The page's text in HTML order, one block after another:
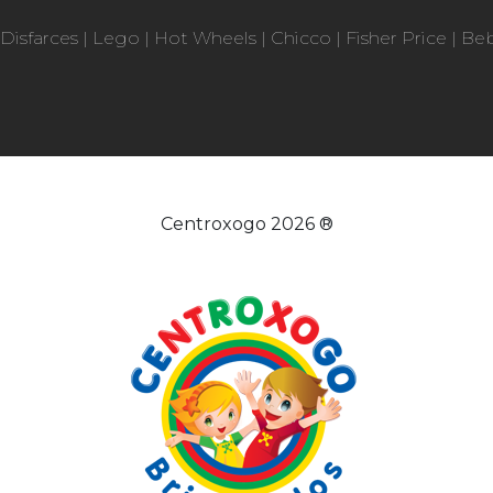
Disfarces | Lego | Hot Wheels | Chicco | Fisher Price |
Centroxogo 2026 ®